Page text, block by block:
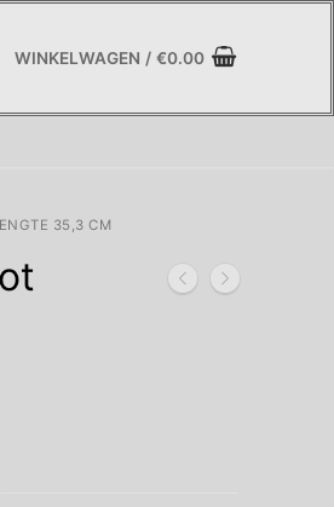
WINKELWAGEN / €0.00
35,3 CM